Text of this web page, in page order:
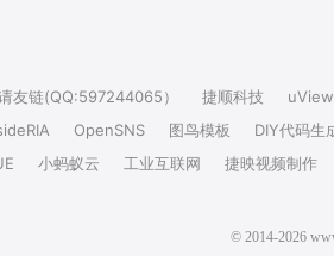
友链(QQ:597244065） 捷顺科技
uView
OpenSNS 图鸟模板
DIY代码生
小蚂蚁云 工业互联网 捷映视频制作
© 2014-2026